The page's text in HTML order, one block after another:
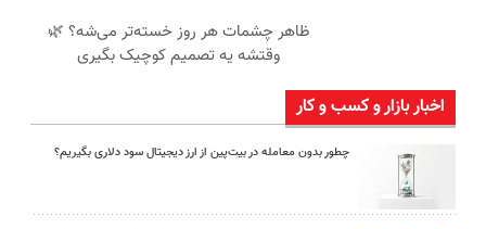
ظاهر چشمات هر روز خسته‌تر می‌شه؟ 🌿
وقتشه یه تصمیم کوچیک بگیری
اخبار بازار و کسب و کار
چطور بدون معامله در بیت‌پین از ارز دیجیتال سود دلاری بگیریم؟